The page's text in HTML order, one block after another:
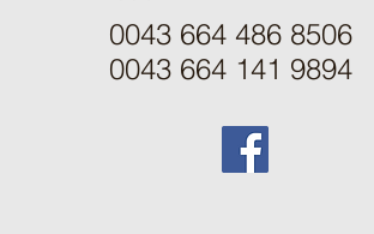
0043 664 486 8506
0043 664 141 9894